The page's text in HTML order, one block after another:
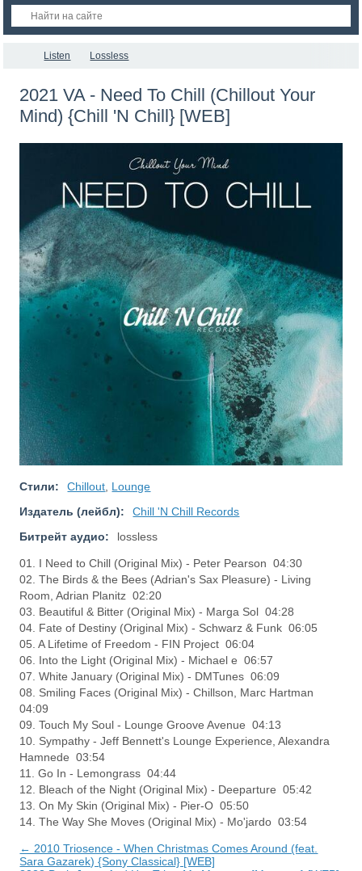
Listen Lossless
2021 VA - Need To Chill (Chillout Your
Mind) {Chill 'N Chill} [WEB]
Стили: Chillout Lounge
Издатель (лейбл):
Chill 'N Chill Records
Битрейт аудио:
lossless
01. I Need to Chill (Original Mix) - Peter Pearson 04:30
02. The Birds & the Bees (Adrian's Sax Pleasure) - Living
Room, Adrian Planitz 02:20
03. Beautiful & Bitter (Original Mix) - Marga Sol 04:28
04. Fate of Destiny (Original Mix) - Schwarz & Funk 06:05
05. A Lifetime of Freedom - FIN Project 06:04
06. Into the Light (Original Mix) - Michael e 06:57
07. White January (Original Mix) - DMTunes 06:09
08. Smiling Faces (Original Mix) - Chillson, Marc Hartman
04:09
09. Touch My Soul - Lounge Groove Avenue 04:13
10. Sympathy - Jeff Bennett's Lounge Experience, Alexandra
Hamnede 03:54
11. Go In - Lemongrass 04:44
12. Bleach of the Night (Original Mix) - Deeparture 05:42
13. On My Skin (Original Mix) - Pier-O 05:50
14. The Way She Moves (Original Mix) - Mo'jardo 03:54
← 2010 Triosence - When Christmas Comes Around (feat.
Sara Gazarek) {Sony Classical} [WEB]